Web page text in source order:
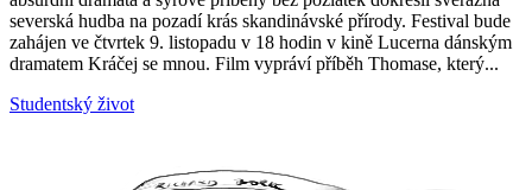
severská hudba na pozadí krás skandinávské přírody. Festival bude
zahájen ve čtvrtek 9. listopadu v 18 hodin v kině Lucerna dánským
dramatem Kráčej se mnou. Film vypráví příběh Thomase, který...
Studentský život